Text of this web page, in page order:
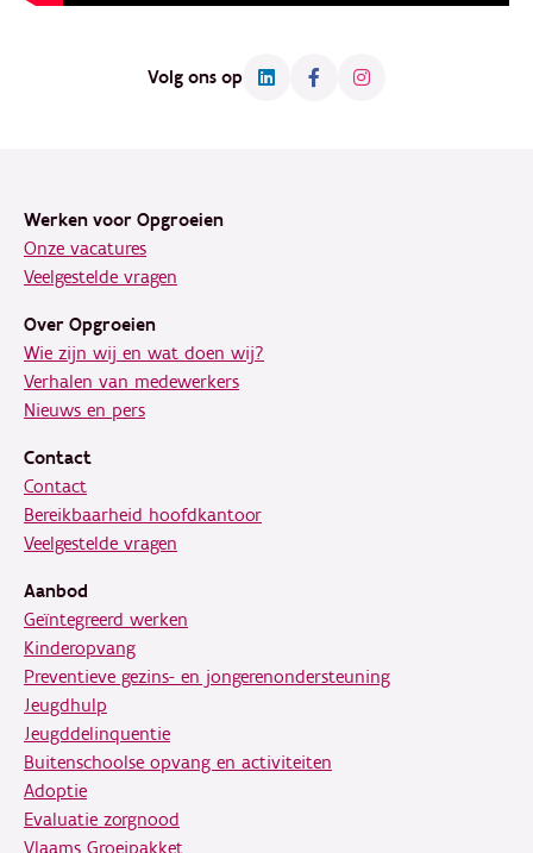
Volg ons op
Werken voor Opgroeien
Onze vacatures
Veelgestelde vragen
Over Opgroeien
Wie zijn wij en wat doen wij?
Verhalen van medewerkers
Nieuws en pers
Contact
Contact
Bereikbaarheid hoofdkantoor
Veelgestelde vragen
Aanbod
Geïntegreerd werken
Kinderopvang
Preventieve gezins- en jongerenondersteuning
Jeugdhulp
Jeugddelinquentie
Buitenschoolse opvang en activiteiten
Adoptie
Evaluatie zorgnood
Vlaams Groeipakket